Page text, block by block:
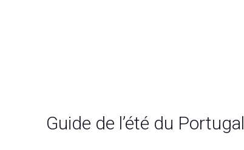
Guide de l’été du Portugal